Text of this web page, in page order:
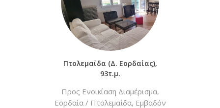
Πτολεμαϊδα (Δ. Εορδαίας),
93τ.μ.
Προς Ενοικίαση Διαμέρισμα,
Εορδαία / Πτολεμαΐδα, Εμβαδόν